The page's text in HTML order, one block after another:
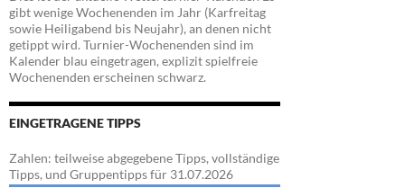
gibt wenige Wochenenden im Jahr (Karfreitag
sowie Heiligabend bis Neujahr), an denen nicht
getippt wird. Turnier-Wochenenden sind im
Kalender blau eingetragen, explizit spielfreie
Wochenenden erscheinen schwarz.
EINGETRAGENE TIPPS
Zahlen: teilweise abgegebene Tipps, vollständige
Tipps, und Gruppentipps für 31.07.2026